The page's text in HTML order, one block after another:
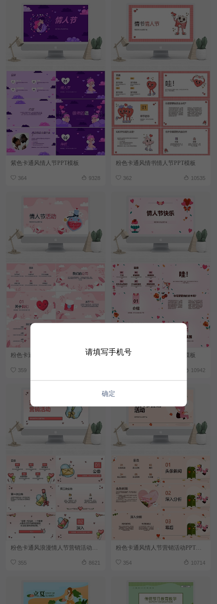
紫色卡通风情人节PPT模板
364 9328
粉色卡通风情书情人节PPT模板
362 10535
粉色卡通风情人节活动PPT模板
359
粉色卡通风情人节快乐PPT模板
10942
355 8621 354 10714
请填写手机号
确定